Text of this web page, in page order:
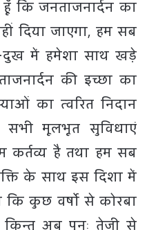
कि जनताजनार्दन का
दिया जाएगा, हम सब
में हमेशा साथ खडे़
की इच्छा का
का त्वरित निदान
मूलभूत सुविधाएं
कर्तव्य है तथा हम सब
के साथ इस दिशा में
कि कुछ वर्षाे से कोरबा
अब पुनः तेजी से